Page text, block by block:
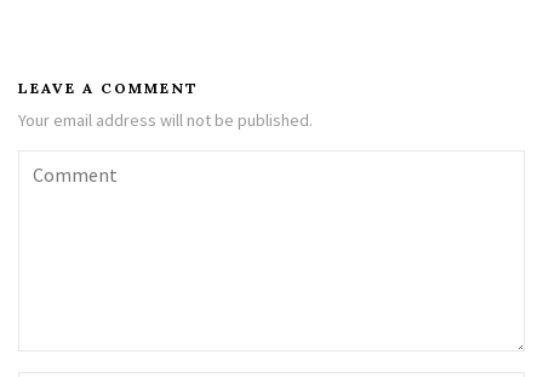
LEAVE A COMMENT
Your email address will not be published.